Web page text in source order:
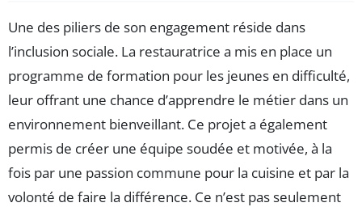
Une des piliers de son engagement réside dans
l’inclusion sociale. La restauratrice a mis en place un
programme de formation pour les jeunes en difficulté,
leur offrant une chance d’apprendre le métier dans un
environnement bienveillant. Ce projet a également
permis de créer une équipe soudée et motivée, à la
fois par une passion commune pour la cuisine et par la
volonté de faire la différence. Ce n’est pas seulement